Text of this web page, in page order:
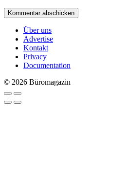
Über uns
Advertise
Kontakt
Privacy
Documentation
© 2026 Büromagazin